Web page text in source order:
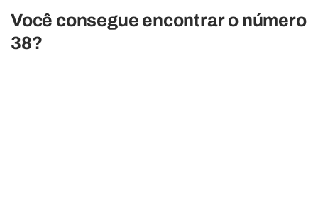
Você consegue encontrar o número
38?